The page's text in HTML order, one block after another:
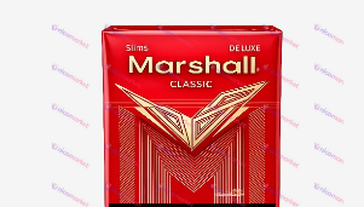
MONUS
NERO
NERO
Гуцульскі